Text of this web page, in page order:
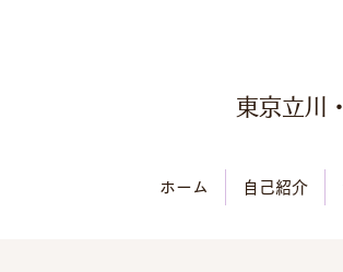
東京立川
ホーム 自己紹介